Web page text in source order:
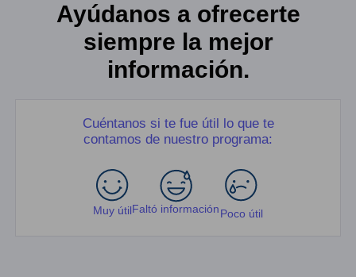
Ayúdanos a ofrecerte
siempre la mejor
información.
Cuéntanos si te fue útil lo que te
contamos de nuestro programa:
Muy útilFaltó informaciónPoco útil